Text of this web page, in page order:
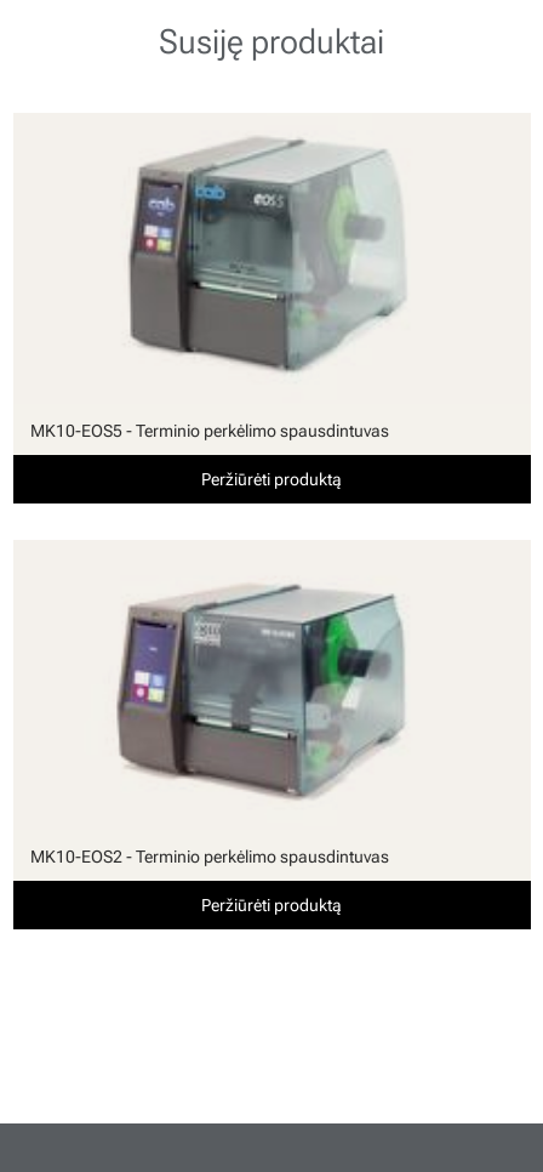
Susiję produktai
MK10-EOS5 - Terminio perkėlimo spausdintuvas
Peržiūrėti produktą
MK10-EOS2 - Terminio perkėlimo spausdintuvas
Peržiūrėti produktą